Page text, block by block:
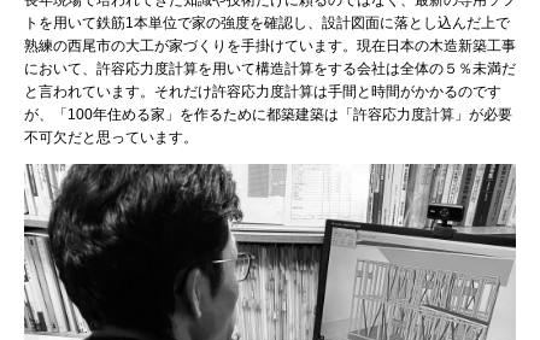
トを用いて鉄筋1本単位で家の強度を確認し、設計図面に落とし込んだ上で
熟練の西尾市の大工が家づくりを手掛けています。現在日本の木造新築工事
において、許容応力度計算を用いて構造計算をする会社は全体の５％未満だ
と言われています。それだけ許容応力度計算は手間と時間がかかるのです
が、「100年住める家」を作るために都築建築は「許容応力度計算」が必要
不可欠だと思っています。